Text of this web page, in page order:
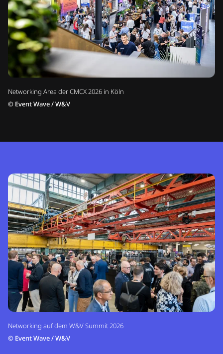
Networking Area der CMCX 2026 in Köln
© Event Wave / W&V
Networking auf dem W&V Summit 2026
© Event Wave / W&V